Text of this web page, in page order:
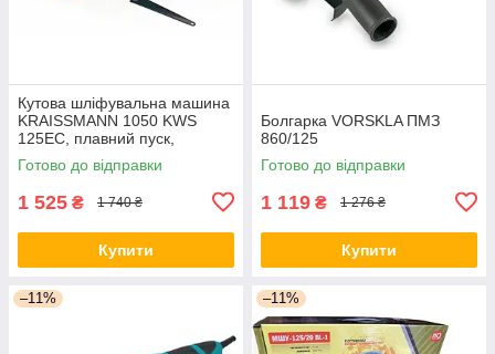
Кутова шліфувальна машина
KRAISSMANN 1050 KWS
125EC, плавний пуск,
регулювання
Готово до відправки
1 525 ₴ 1 740 ₴
Купити
Болгарка VORSKLA ПМЗ
860/125
Готово до відправки
1 119 ₴ 1 276 ₴
Купити
–11% –11%